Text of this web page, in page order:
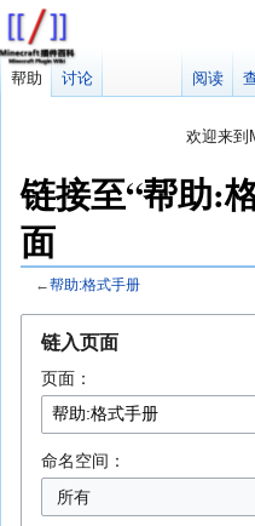
欢迎来到
因近日遭受攻击，百科现已
链接至“帮助:
面
←帮助:格式手册
链入页面
页面：
命名空间：
所有
帮助 讨论 阅读